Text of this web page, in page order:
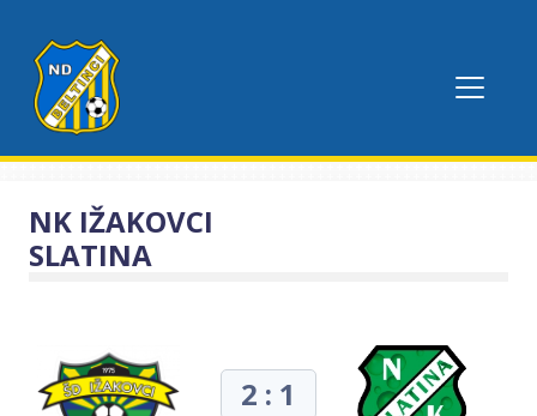
NK IŽAKOVCI
SLATINA
2 : 1